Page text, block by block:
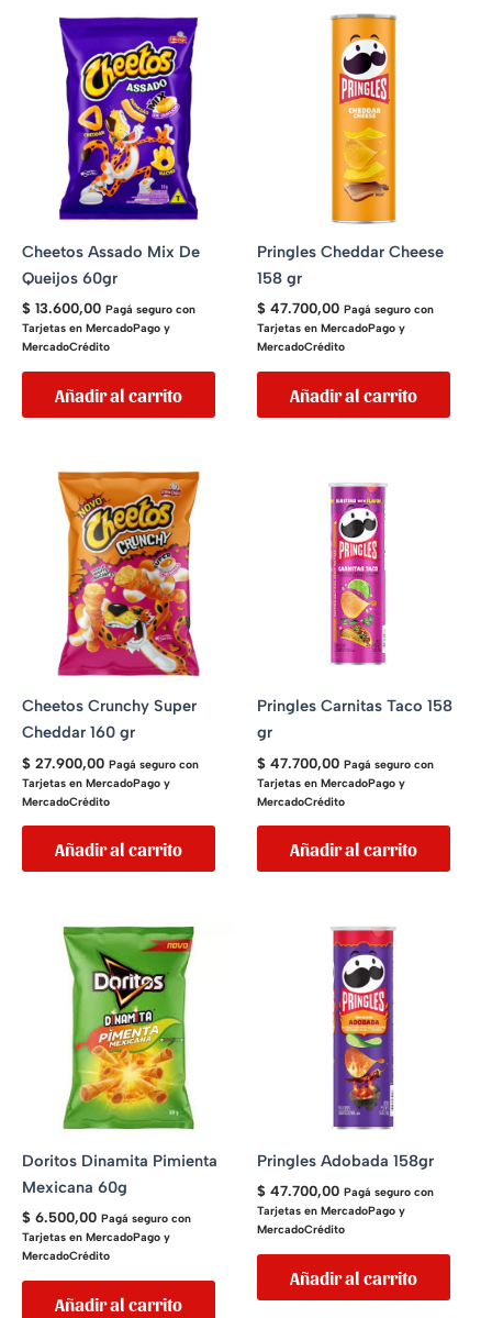
Cheetos Assado Mix De
Queijos 60gr
$ 13.600,00 Pagá seguro con
Tarjetas en MercadoPago y
MercadoCrédito
Añadir al carrito
Pringles Cheddar Cheese
158 gr
$ 47.700,00 Pagá seguro con
Tarjetas en MercadoPago y
MercadoCrédito
Añadir al carrito
Cheetos Crunchy Super
Cheddar 160 gr
$ 27.900,00 Pagá seguro con
Tarjetas en MercadoPago y
MercadoCrédito
Añadir al carrito
Pringles Carnitas Taco 158
gr
$ 47.700,00 Pagá seguro con
Tarjetas en MercadoPago y
MercadoCrédito
Añadir al carrito
Doritos Dinamita Pimienta
Mexicana 60g
$ 6.500,00 Pagá seguro con
Tarjetas en MercadoPago y
MercadoCrédito
Añadir al carrito
Pringles Adobada 158gr
$ 47.700,00 Pagá seguro con
Tarjetas en MercadoPago y
MercadoCrédito
Añadir al carrito